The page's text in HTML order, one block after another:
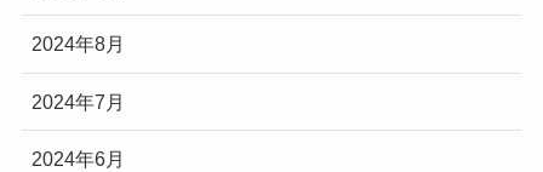
2024年8月
2024年7月
2024年6月